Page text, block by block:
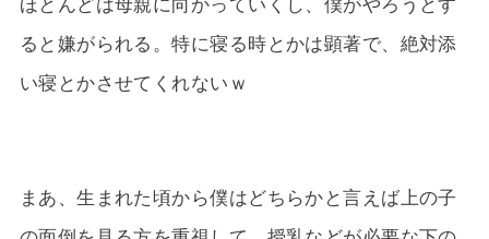
ると嫌がられる。特に寝る時とかは顕著で、絶対添
い寝とかさせてくれないｗ
まあ、生まれた頃から僕はどちらかと言えば上の子